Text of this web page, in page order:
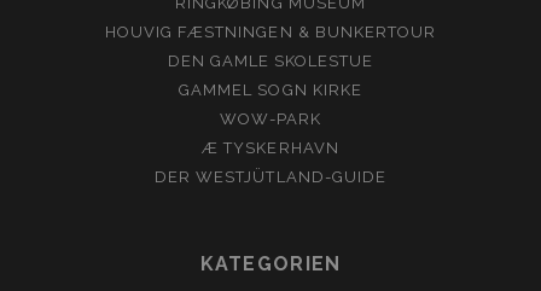
HOUVIG FÆSTNINGEN & BUNKERTOUR
DEN GAMLE SKOLESTUE
GAMMEL SOGN KIRKE
WOW-PARK
Æ TYSKERHAVN
DER WESTJÜTLAND-GUIDE
KATEGORIEN